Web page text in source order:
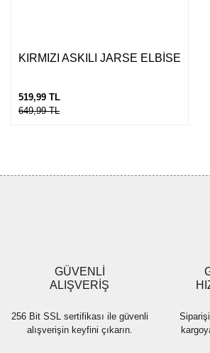
KIRMIZI ASKILI JARSE ELBİSE
519,99 TL
649,99 TL
GÜVENLİ
ALIŞVERİŞ
256 Bit SSL sertifikası ile güvenli
alışverişin keyfini çıkarın.